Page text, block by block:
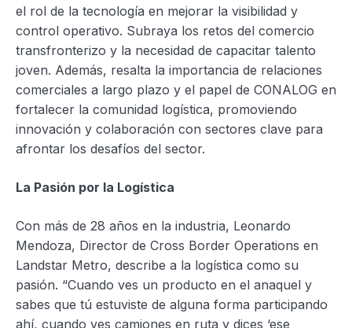
el rol de la tecnología en mejorar la visibilidad y
control operativo. Subraya los retos del comercio
transfronterizo y la necesidad de capacitar talento
joven. Además, resalta la importancia de relaciones
comerciales a largo plazo y el papel de CONALOG en
fortalecer la comunidad logística, promoviendo
innovación y colaboración con sectores clave para
afrontar los desafíos del sector.
La Pasión por la Logística
Con más de 28 años en la industria, Leonardo
Mendoza, Director de Cross Border Operations en
Landstar Metro, describe a la logística como su
pasión. “Cuando ves un producto en el anaquel y
sabes que tú estuviste de alguna forma participando
ahí, cuando ves camiones en ruta y dices ‘ese